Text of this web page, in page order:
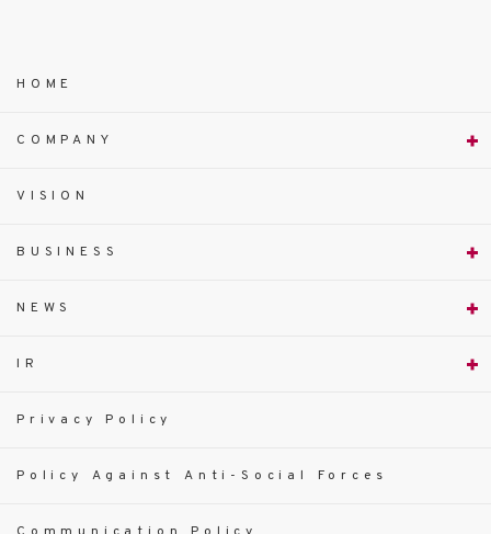
HOME
COMPANY
VISION
BUSINESS
NEWS
IR
Privacy Policy
Policy Against Anti-Social Forces